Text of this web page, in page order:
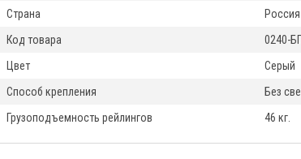
Страна
Россия
Код товара
0240-
Цвет
Серый
Способ крепления
Без
Грузоподъемность рейлингов
46 кг.